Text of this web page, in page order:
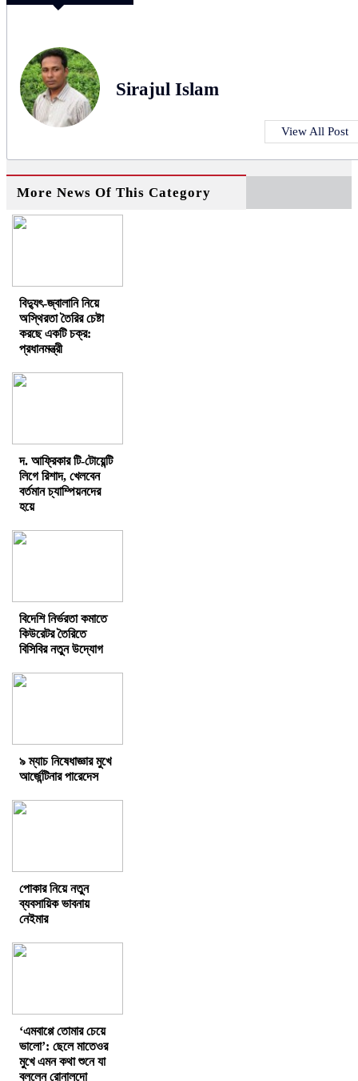
Sirajul Islam
View All Post
More News Of This Category
বিদ্যুৎ-জ্বালানি নিয়ে
অস্থিরতা তৈরির চেষ্টা
করছে একটি চক্র:
প্রধানমন্ত্রী
দ. আফ্রিকার টি-টোয়েন্টি
লিগে রিশাদ, খেলবেন
বর্তমান চ্যাম্পিয়নদের
হয়ে
বিদেশি নির্ভরতা কমাতে
কিউরেটর তৈরিতে
বিসিবির নতুন উদ্যোগ
৯ ম্যাচ নিষেধাজ্ঞার মুখে
আর্জেন্টিনার পারেদেস
পোকার নিয়ে নতুন
ব্যবসায়িক ভাবনায়
নেইমার
‘এমবাপ্পে তোমার চেয়ে
ভালো’: ছেলে মাতেওর
মুখে এমন কথা শুনে যা
বললেন রোনালদো